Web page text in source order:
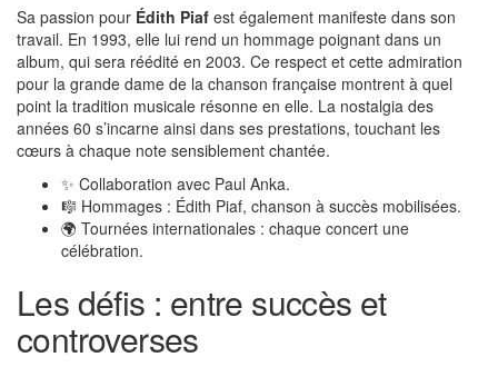
Sa passion pour Édith Piaf est également manifeste dans son
travail. En 1993, elle lui rend un hommage poignant dans un
album, qui sera réédité en 2003. Ce respect et cette admiration
pour la grande dame de la chanson française montrent à quel
point la tradition musicale résonne en elle. La nostalgia des
années 60 s’incarne ainsi dans ses prestations, touchant les
cœurs à chaque note sensiblement chantée.
✨ Collaboration avec Paul Anka.
🎼 Hommages : Édith Piaf, chanson à succès mobilisées.
🌍 Tournées internationales : chaque concert une
célébration.
Les défis : entre succès et
controverses